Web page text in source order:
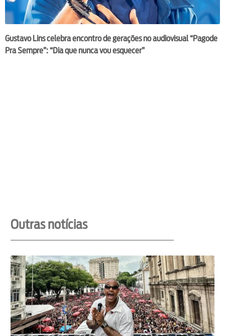
Gustavo Lins celebra encontro de gerações no audiovisual “Pagode
Pra Sempre”: “Dia que nunca vou esquecer”
Outras notícias